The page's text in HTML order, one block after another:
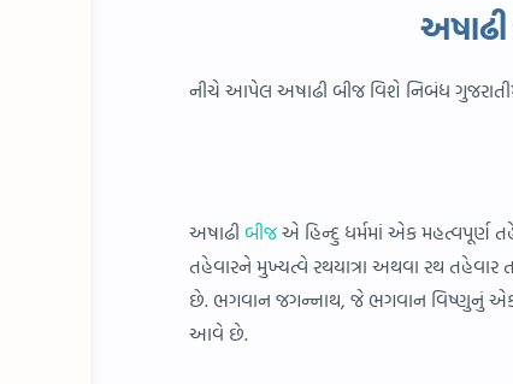
નીચે આપેલ અષાઢી બીજ વિશે નિબંધ
અષાઢી બીજએ હિન્દુ ધર્મમાં એક મહત્વપૂર્ણ
તહેવારને મુખ્યત્વે રથયાત્રા અથવા રથ
છે. ભગવાન જગન્નાથ, જે ભગવાન વિષ્ણુનું એક
આવે છે.